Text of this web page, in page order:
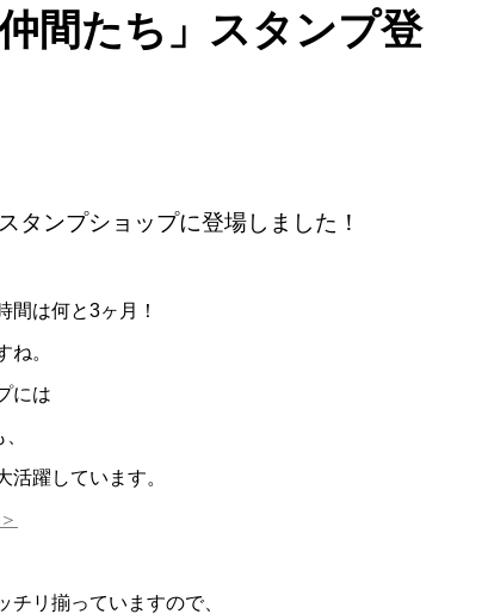
間たち」スタンプ登
タンプショップに登場しました！
間は何と3ヶ月！
ね。
には
活躍しています。
リ揃っていますので、